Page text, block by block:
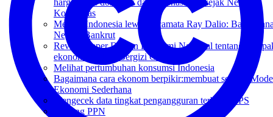
harga beras domestik dan internasional sejak Neraca
Komoditas
Melihat Indonesia lewat kacamata Ray Dalio:
Negara Bankrut
Review Paper Dewan Ekonomi Nasional tentang
ekonomi Makan Bergizi Gratis
Melihat pertumbuhan konsumsi Indonesia
Bagaimana cara ekonom berpikir:membuat sebuah
Ekonomi Sederhana
Mengecek data tingkat pengangguran terbuka BPS
Tentang PPN